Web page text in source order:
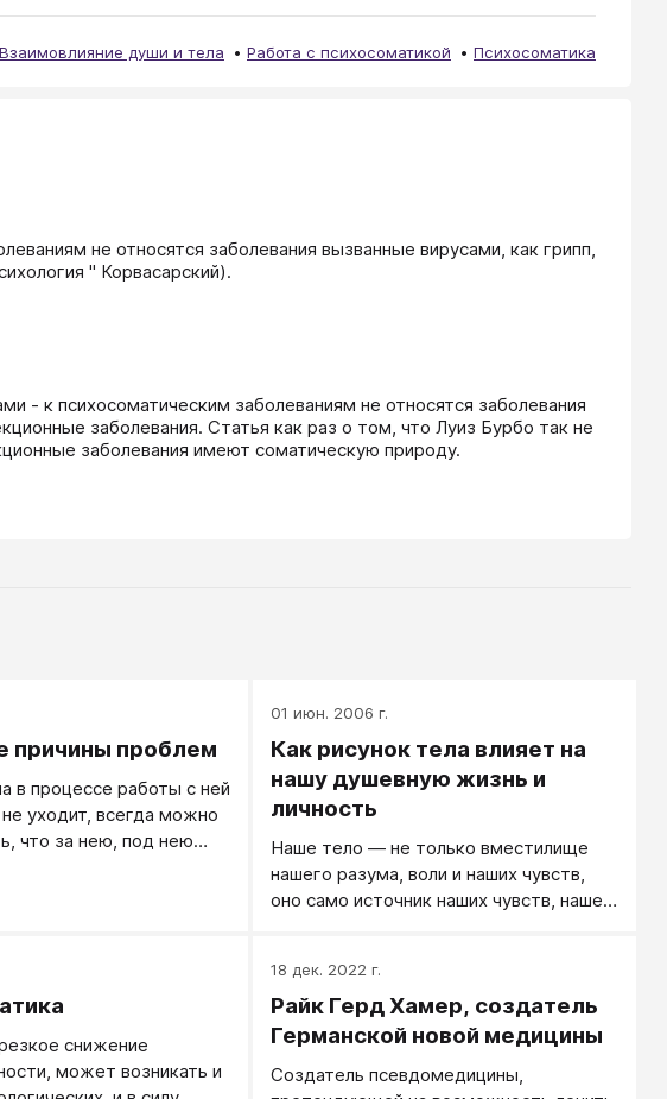
Взаимовлияние души и тела Работа с психосоматикой Психосоматика
не относятся заболевания вызванные вирусами, как грипп,
" Корвасарский).
- к психосоматическим заболеваниям не относятся заболевания
заболевания. Статья как раз о том, что Луиз Бурбо так не
заболевания имеют соматическую природу.
причины проблем
в процессе работы с ней
уходит, всегда можно
что за нею, под нею
01 июн. 2006 г.
Как рисунок тела влияет на
нашу душевную жизнь и
личность
Наше тело — не только вместилище
нашего разума, воли и наших чувств,
оно само источник наших чувств, нашей
снижение
может возникать и
18 дек. 2022 г.
Райк Герд Хамер, создатель
Германской новой медицины
Создатель псевдомедицины,